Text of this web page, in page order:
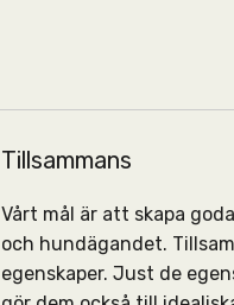
Tillsammans
Vårt mål är att skapa
och hundägandet.
egenskaper. Just de